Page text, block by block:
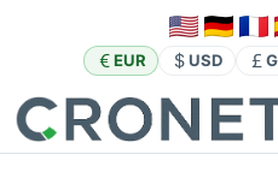
EUR USD